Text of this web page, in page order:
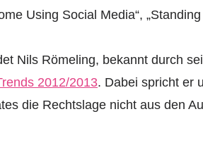
Using Social Media“,
Nils Römeling, bekannt durch
2012/2013. Dabei spricht er
die Rechtslage nicht aus den